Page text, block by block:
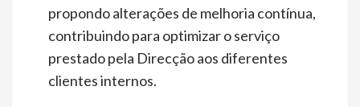
propondo alterações de melhoria contínua,
contribuindo para optimizar o serviço
prestado pela Direcção aos diferentes
clientes internos.